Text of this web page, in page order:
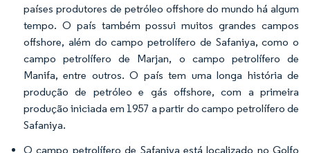
países produtores de petróleo offshore do mundo há algum
tempo. O país também possui muitos grandes campos
offshore, além do campo petrolífero de Safaniya, como o
campo petrolífero de Marjan, o campo petrolífero de
Manifa, entre outros. O país tem uma longa história de
produção de petróleo e gás offshore, com a primeira
produção iniciada em 1957 a partir do campo petrolífero de
Safaniya.
O campo petrolífero de Safaniya está localizado no Golfo